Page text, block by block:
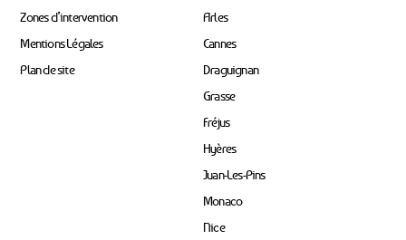
Zones d’intervention
Mentions Légales
Plan de site
Arles
Cannes
Draguignan
Grasse
Fréjus
Hyères
Juan-Les-Pins
Monaco
Nice